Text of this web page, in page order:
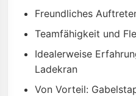
Freundliches
Teamfähigkeit und
Idealerweise
Ladekran
Von Vorteil: